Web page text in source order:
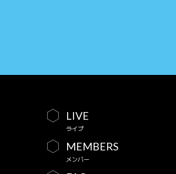
LIVE
ライブ
MEMBERS
メンバー